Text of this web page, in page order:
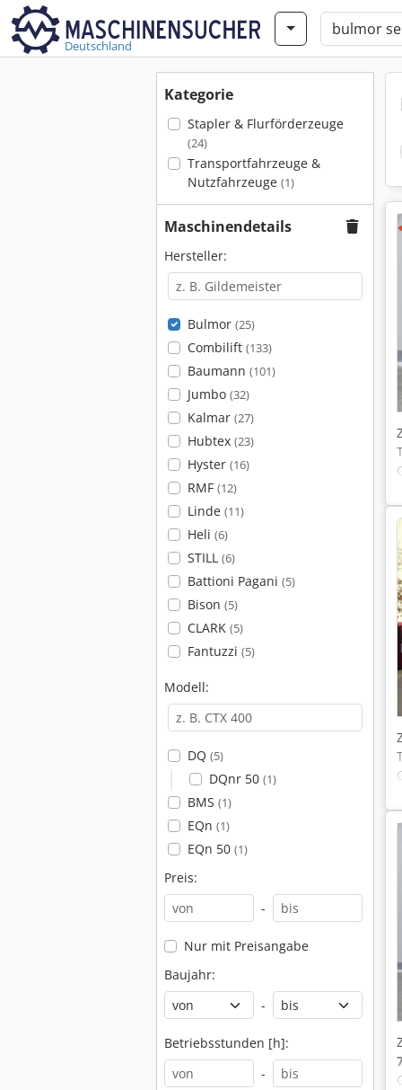
Deutschland
Kategorie
Stapler & Flurförderzeuge
(24)
Transportfahrzeuge &
Nutzfahrzeuge (1)
Maschinendetails
Hersteller:
Bulmor (25)
Combilift (133)
Baumann (101)
Jumbo (32)
Kalmar (27)
Hubtex (23)
Hyster (16)
RMF (12)
Linde (11)
Heli (6)
STILL (6)
Battioni Pagani (5)
Bison (5)
CLARK (5)
Fantuzzi (5)
Modell:
DQ (5)
DQnr 50 (1)
BMS (1)
EQn (1)
EQn 50 (1)
Preis:
-
Nur mit Preisangabe
Baujahr:
-
Betriebsstunden [h]:
-